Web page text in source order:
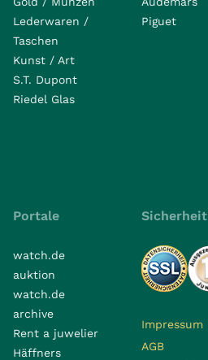
Lederwaren /
Taschen
Kunst / Art
S.T. Dupont
Riedel Glas
Piguet
Portale
watch.de
auktion
watch.de
archive
Rent a juwelier
Häffners
Sicherheit
Impressum
AGB